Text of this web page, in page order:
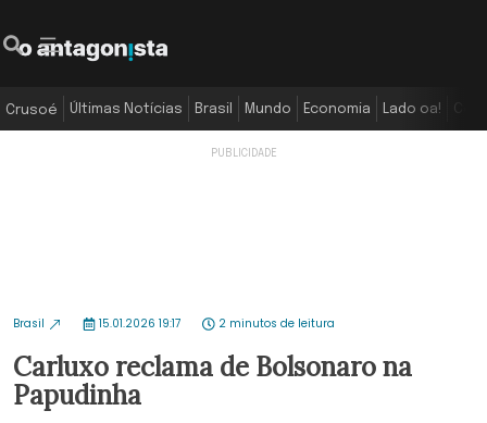
Crusoé Últimas Notícias Brasil Mundo Economia Lado oa!
Brasil 15.01.2026 19:17 2 minutos de leitura
Carluxo reclama de Bolsonaro na
Papudinha